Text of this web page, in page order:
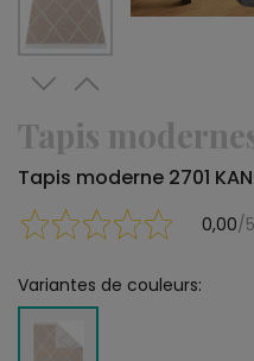
Tapis
Tapis moderne 2701
0,00/5
Variantes de couleurs: